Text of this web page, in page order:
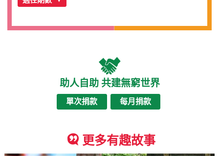
助人自助 共建無窮世界
單次捐款 每月捐款
更多有趣故事